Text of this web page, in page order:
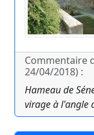
Commentaire
24/04/2018) :
Hameau de
virage à l'angle